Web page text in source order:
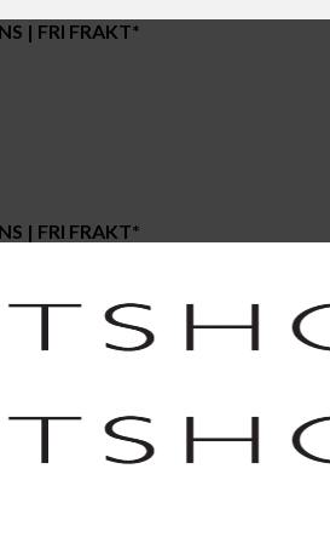
| FRI FRAKT*
| FRI FRAKT*